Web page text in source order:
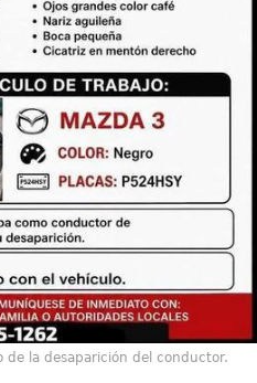
de la desaparición del conductor.